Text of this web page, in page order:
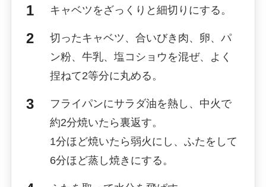
キャベツをざっくりと細切りにする。
切ったキャベツ、合いびき肉、卵、パ
ン粉、牛乳、塩コショウを混ぜ、よく
捏ねて2等分に丸める。
フライパンにサラダ油を熱し、中火で
約2分焼いたら裏返す。
1分ほど焼いたら弱火にし、ふたをして
6分ほど蒸し焼きにする。